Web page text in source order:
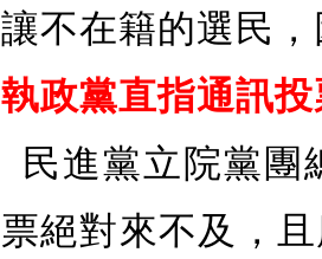
讓不在籍的選民
執政黨直指通訊
民進黨立院黨團
票絕對來不及，